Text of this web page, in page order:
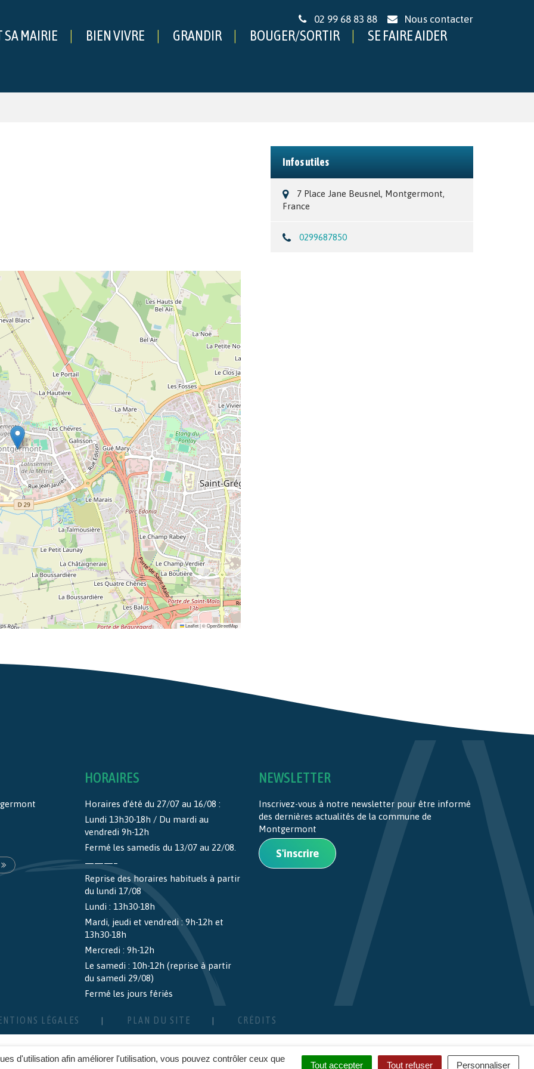
d'utilisation afin améliorer l'utilisation, vous pouvez contrôler ceux que
Tout accepter Tout refuser Personnaliser
02 99 68 83 88 Nous contacter
SA MAIRIE BIEN VIVRE GRANDIR BOUGER/SORTIR
SE FAIRE AIDER
Leaflet|©OpenStreetMap
Infos utiles
7 Place Jane Beusnel, Montgermont,
France
0299687850
HORAIRES
Horaires d’été du 27/07 au 16/08 :
Lundi 13h30-18h / Du mardi au
vendredi 9h-12h
Fermé les samedis du 13/07 au 22/08.
———–
Reprise des horaires habituels à partir
du lundi 17/08
Lundi : 13h30-18h
Mardi, jeudi et vendredi : 9h-12h et
13h30-18h
Mercredi : 9h-12h
Le samedi : 10h-12h (reprise à partir
du samedi 29/08)
Fermé les jours fériés
NEWSLETTER
Inscrivez-vous à notre newsletter pour être informé
des dernières actualités de la commune de
Montgermont
S'inscrire
LÉGALES PLAN DU SITE CRÉDITS